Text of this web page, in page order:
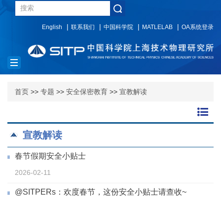
English 联系我们 中国科学院 MATLELAB OA系统登录
Toggle
navigation
首页 >> 专题 >> 安全保密教育 >> 宣教解读
宣教解读
春节假期安全小贴士
2026-02-11
@SITPERs：欢度春节，这份安全小贴士请查收~